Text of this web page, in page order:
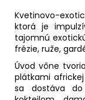
Kvetinovo-
ktorá je
tajomnú
frézie, ruže,
Úvod vône
plátkami
sa dostáva